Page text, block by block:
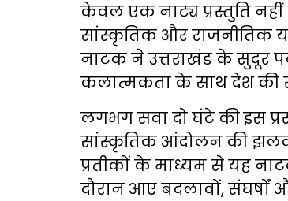
केवल एक नाट्य प्रस्तुति नहीं
सांस्कृतिक और राजनीतिक
नाटक ने उत्तराखंड के सुदूर
कलात्मकता के साथ देश की
लगभग सवा दो घंटे की इस
सांस्कृतिक आंदोलन की झलक
प्रतीकों के माध्यम से यह
दौरान आए बदलावों,